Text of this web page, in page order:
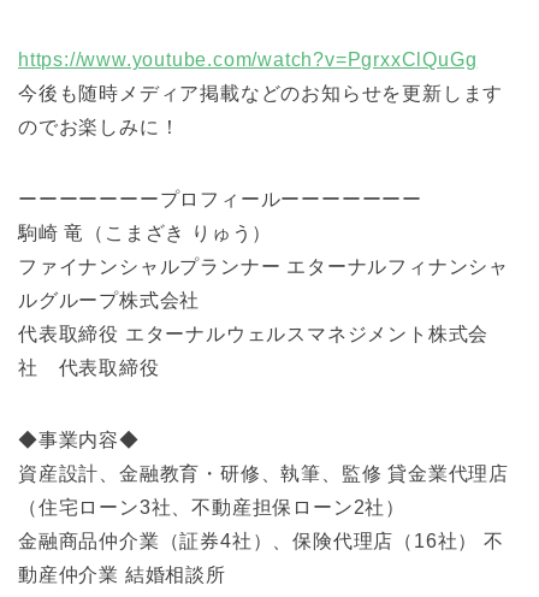
https://www.youtube.com/watch?v=PgrxxClQuGg
今後も随時メディア掲載などのお知らせを更新します
のでお楽しみに！
ーーーーーーープロフィールーーーーーーー
駒崎 竜（こまざき りゅう）
ファイナンシャルプランナー エターナルフィナンシャ
ルグループ株式会社
代表取締役 エターナルウェルスマネジメント株式会
社 代表取締役
◆事業内容◆
資産設計、金融教育・研修、執筆、監修 貸金業代理店
（住宅ローン3社、不動産担保ローン2社）
金融商品仲介業（証券4社）、保険代理店（16社） 不
動産仲介業 結婚相談所